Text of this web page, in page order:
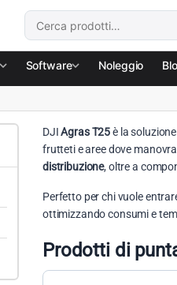
Cerca:
Software Noleggio
DJIAgras T25è la
frutteti e aree dove
distribuzione, oltre a
Perfetto per chi vuole
ottimizzando consumi e
Prodotti di